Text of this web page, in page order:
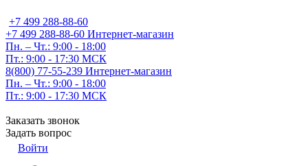
+7 499 288-88-60
+7 499 288-88-60 Интернет-магазин
Пн. – Чт.: 9:00 - 18:00
Пт.: 9:00 - 17:30 МСК
8(800) 77-55-239 Интернет-магазин
Пн. – Чт.: 9:00 - 18:00
Пт.: 9:00 - 17:30 МСК
Заказать звонок
Задать вопрос
Войти